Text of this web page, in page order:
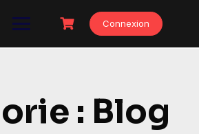
Connexion
: Blog